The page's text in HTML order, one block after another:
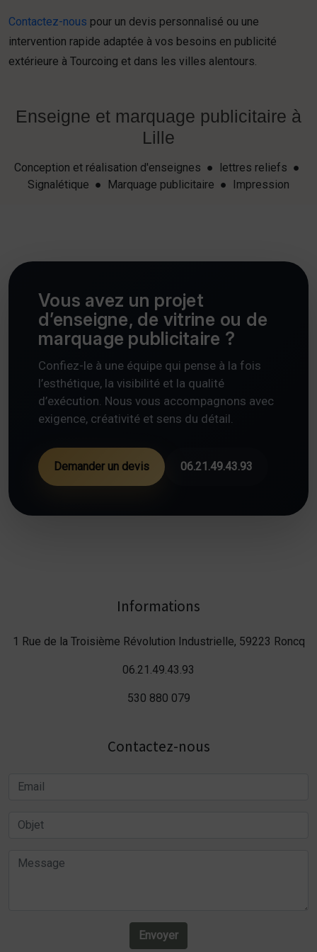
Contactez-nous pour un devis personnalisé ou une
intervention rapide adaptée à vos besoins en publicité
extérieure à Tourcoing et dans les villes alentours.
Enseigne et marquage publicitaire à
Lille
Conception et réalisation d'enseignes ● lettres reliefs ●
Signalétique ● Marquage publicitaire ● Impression
Vous avez un projet
d’enseigne, de vitrine ou de
marquage publicitaire ?
Confiez-le à une équipe qui pense à la fois
l’esthétique, la visibilité et la qualité
d’exécution. Nous vous accompagnons avec
exigence, créativité et sens du détail.
Demander un devis 06.21.49.43.93
Informations
1 Rue de la Troisième Révolution Industrielle, 59223 Roncq
06.21.49.43.93
530 880 079
Contactez-nous
Envoyer